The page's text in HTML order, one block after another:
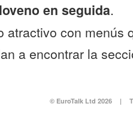
en seguida.
atractivo con menús
a encontrar la
© EuroTalk Ltd 2026 |